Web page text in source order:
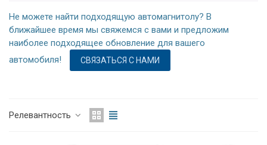
Не можете найти подходящую автомагнитолу? В
ближайшее время мы свяжемся с вами и предложим
наиболее подходящее обновление для вашего
автомобиля!
СВЯЗАТЬСЯ С НАМИ
Релевантность